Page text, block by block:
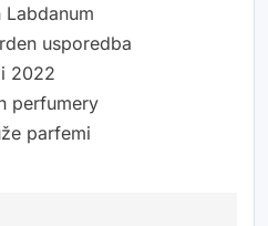
Labdanum
usporedba
2022
perfumery
parfemi